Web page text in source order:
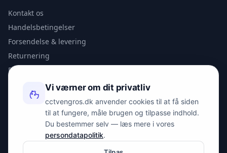
Kontakt os
Handelsbetingelser
Forsendelse & levering
Returnering
Privatlivspolitik
KONTAKT
info@spyman.dk
Peter Bangs Vej 153, 2000 Frederiksberg
Vi værner om dit privatliv
cctvengros.dk anvender cookies til at få siden
til at fungere, måle brugen og tilpasse indhold.
Du bestemmer selv — læs mere i vores
persondatapolitik.